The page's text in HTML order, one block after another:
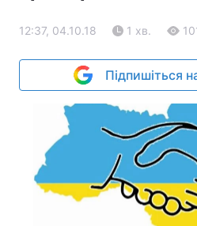
12:37, 04.10.18 1 хв.
Підпишіться